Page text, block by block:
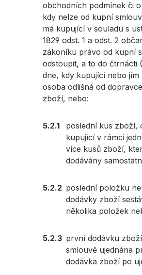
obchodních podmínek či
kdy nelze od kupní
má kupující v souladu s
1829 odst. 1 a odst. 2
zákoníku právo od kupní
odstoupit, a to do čtrnácti
dne, kdy kupující nebo
osoba odlišná od
zboží, nebo:
poslední kus zboží,
kupující v rámci
více kusů zboží,
dodávány
poslední položku
dodávky zboží
několika položek
první dodávku
smlouvě ujednána
dodávka zboží po